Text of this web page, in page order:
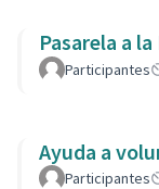
Pasarela a
Participantes
Ayuda a
Participantes